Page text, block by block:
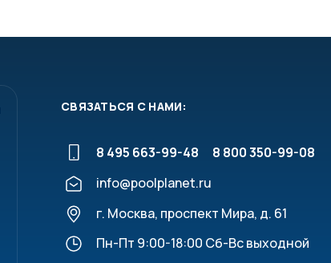
СВЯЗАТЬСЯ С НАМИ:
8 495 663-99-48
8 800 350-99-08
info@poolplanet.ru
г. Москва, проспект Мира, д. 61
Пн-Пт 9:00-18:00 Сб-Вс выходной